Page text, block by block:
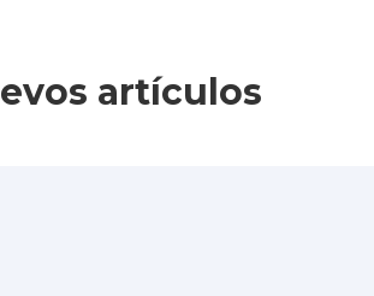
artículos